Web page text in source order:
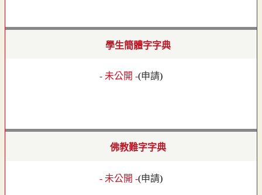
學生簡體字字典
- 未公開 -(申請)
佛教難字字典
- 未公開 -(申請)